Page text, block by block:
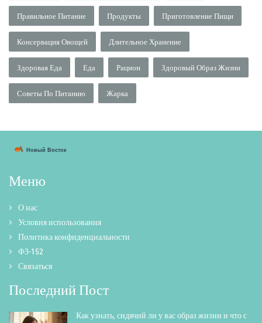
Правильное Питание Продукты Приготовление Пищи
Консервация Овощей Длительное Хранение
Здоровая Еда Еда Рацион Здоровый Образ Жизни
Советы По Питанию Жарка
Меню
О нас
Условия использования
Политика конфиденциальности
ФЗ-152
Связаться
Последний Пост
Как узнать, сидячий ли у вас образ жизни и что с